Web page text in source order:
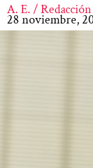
A. E. / Redacción
28 noviembre,